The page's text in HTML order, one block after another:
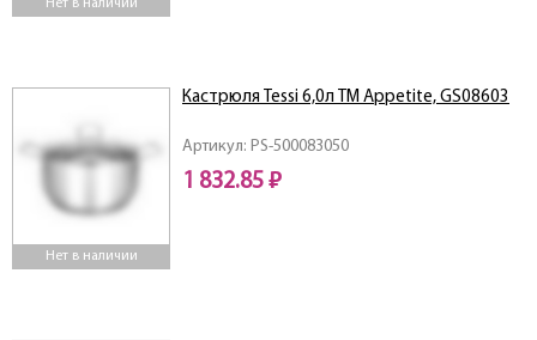
Нет в наличии
Нет в наличии
Артикул: PS-500083050
Кастрюля Tessi 6,0л ТМ Appetite, GS08603
1 832.85 ₽